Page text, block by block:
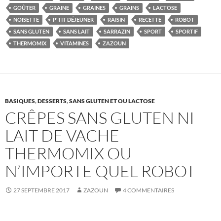
GOÛTER
GRAINE GRAINES GRAINS
LACTOSE
NOISETTE
P'TIT DÉJEUNER RAISIN RECETTE
ROBOT
SANS GLUTEN
SANS LAIT SARRAZIN SPORT
SPORTIF
THERMOMIX
VITAMINES ZAZOUN
BASIQUES,DESSERTS,SANS GLUTEN ET OU LACTOSE
CRÊPES SANS GLUTEN NI
LAIT DE VACHE
THERMOMIX OU
N’IMPORTE QUEL ROBOT
27 SEPTEMBRE 2017 ZAZOUN 4 COMMENTAIRES